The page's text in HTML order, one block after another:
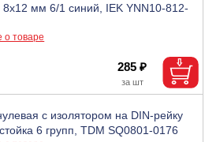
8x12 мм 6/1 синий, IEK YNN10-812-
о товаре
285 ₽
с изолятором на DIN-рейку
6 групп, TDM SQ0801-0176